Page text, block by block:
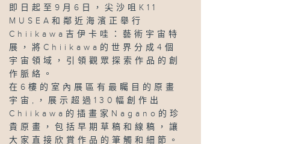
足球盛會；
Wayne
McGregor：
異．地
世界劍擊錦標賽；
書展
即日起至9月6日，尖沙咀K11
MUSEA和鄰近海濱正舉行
Chiikawa吉伊卡哇：藝術宇宙特
展，將Chiikawa的世界分成4個
宇宙領域，引領觀眾探索作品的創
作脈絡。
在6樓的室內展區有最矚目的原畫
宇宙,，展示超過130幅創作出
Chiikawa的插畫家Nagano的珍
貴原畫，包括早期草稿和線稿，讓
大家直接欣賞作品的筆觸和細節。